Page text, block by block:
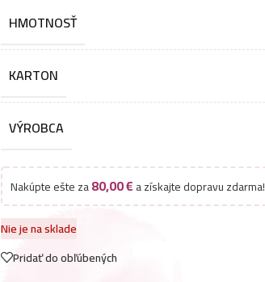
HMOTNOSŤ
KARTON
VÝROBCA
Nakúpte ešte za80,00€a získajte dopravu zdarma!
Nie je na sklade
Pridať do obľúbených